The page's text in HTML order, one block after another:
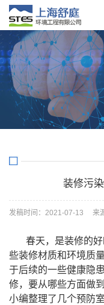
装修污
发稿时间：2021-07-13 来源
春天，是装修的
些装修材质和环境质
于后续的一些健康隐
修，要从哪些方面做
小编整理了几个预防